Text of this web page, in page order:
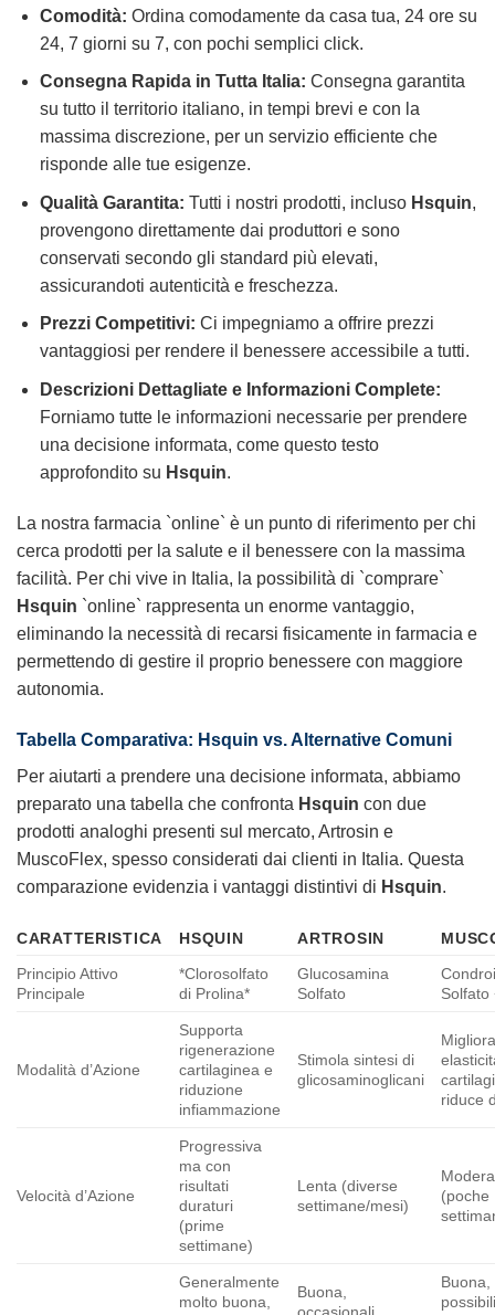
Comodità: Ordina comodamente da casa tua, 24 ore su
24, 7 giorni su 7, con pochi semplici click.
Consegna Rapida in Tutta Italia: Consegna garantita
su tutto il territorio italiano, in tempi brevi e con la
massima discrezione, per un servizio efficiente che
risponde alle tue esigenze.
Qualità Garantita: Tutti i nostri prodotti, incluso Hsquin,
provengono direttamente dai produttori e sono
conservati secondo gli standard più elevati,
assicurandoti autenticità e freschezza.
Prezzi Competitivi: Ci impegniamo a offrire prezzi
vantaggiosi per rendere il benessere accessibile a tutti.
Descrizioni Dettagliate e Informazioni Complete:
Forniamo tutte le informazioni necessarie per prendere
una decisione informata, come questo testo
approfondito su Hsquin.
La nostra farmacia `online` è un punto di riferimento per chi
cerca prodotti per la salute e il benessere con la massima
facilità. Per chi vive in Italia, la possibilità di `comprare`
Hsquin `online` rappresenta un enorme vantaggio,
eliminando la necessità di recarsi fisicamente in farmacia e
permettendo di gestire il proprio benessere con maggiore
autonomia.
Tabella Comparativa: Hsquin vs. Alternative Comuni
Per aiutarti a prendere una decisione informata, abbiamo
preparato una tabella che confronta Hsquin con due
prodotti analoghi presenti sul mercato, Artrosin e
MuscoFlex, spesso considerati dai clienti in Italia. Questa
comparazione evidenzia i vantaggi distintivi di Hsquin.
CARATTERISTICA HSQUIN ARTROSIN
Principio Attivo
Principale
*Clorosolfato
di Prolina*
Glucosamina
Solfato
Solfato
Modalità d’Azione
Supporta
rigenerazione
cartilaginea e
riduzione
infiammazione
Stimola sintesi di
glicosaminoglicani
riduce
Velocità d’Azione
Progressiva
ma con
risultati
duraturi
(prime
settimane)
Lenta (diverse
settimane/mesi)
(poche
Generalmente
molto buona,
Buona,
Buona,